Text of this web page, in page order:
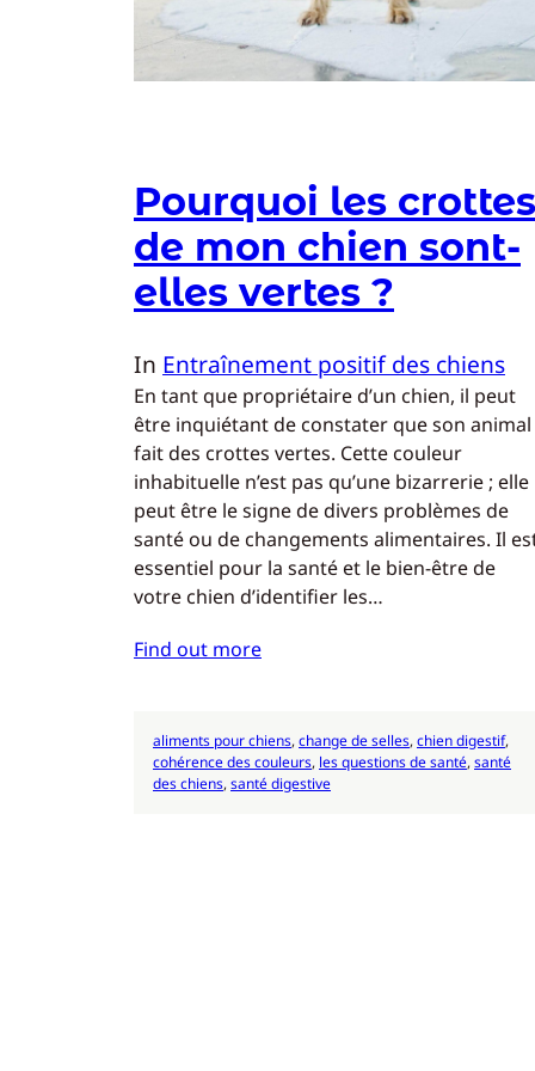
Pourquoi les crottes
de mon chien sont-
elles vertes ?
In Entraînement positif des chiens
En tant que propriétaire d’un chien, il peut
être inquiétant de constater que son animal
fait des crottes vertes. Cette couleur
inhabituelle n’est pas qu’une bizarrerie ; elle
peut être le signe de divers problèmes de
santé ou de changements alimentaires. Il
essentiel pour la santé et le bien-être de
votre chien d’identifier les…
Find out more
aliments pour chiens, change de selles, chien digestif
cohérence des couleurs, les questions de santé, santé
des chiens, santé digestive